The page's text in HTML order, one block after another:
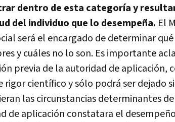
dentro de esta categoría y
del individuo que lo desempeña. El
será el encargado de determinar
y cuáles no lo son. Es importante
previa de la autoridad de aplicación,
rigor científico y sólo podrá ser dejado
las circunstancias determinantes
de aplicación constatara el